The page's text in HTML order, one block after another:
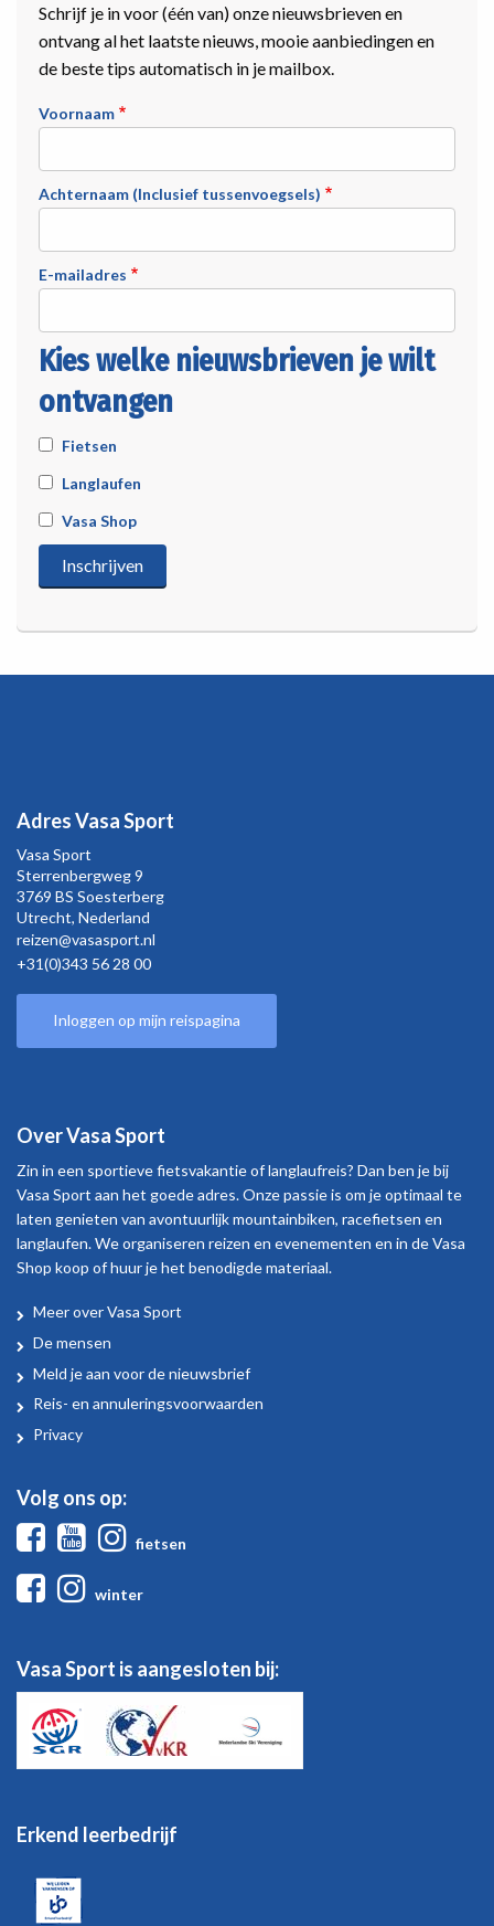
Schrijf je in voor (één van) onze nieuwsbrieven en
ontvang al het laatste nieuws, mooie aanbiedingen en
de beste tips automatisch in je mailbox.
Voornaam
Achternaam (Inclusief tussenvoegsels)
E-mailadres
Kies welke nieuwsbrieven je wilt
ontvangen
Fietsen
Langlaufen
Vasa Shop
Adres Vasa Sport
Vasa Sport
Sterrenbergweg9
3769 BS Soesterberg
Utrecht, Nederland
reizen@vasasport.nl
+31(0)343 56 28 00
Inloggen op mijn reispagina
Over Vasa Sport
Zin in een sportieve fietsvakantie of langlaufreis? Dan ben je bij
Vasa Sport aan het goede adres. Onze passie is om je optimaal te
laten genieten van avontuurlijk mountainbiken, racefietsen en
langlaufen. We organiseren reizen en evenementen en in de Vasa
Shop koop of huur je het benodigde materiaal.
Over
Vasa
Sport
Meer over Vasa Sport
De mensen
Meld je aan voor de nieuwsbrief
Reis- en annuleringsvoorwaarden
Privacy
Volg ons op:
FacebookYoutube
fietsen
Facebook
winter
Vasa Sport is aangesloten bij:
Erkend leerbedrijf